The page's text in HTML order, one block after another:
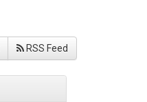
RSS Feed